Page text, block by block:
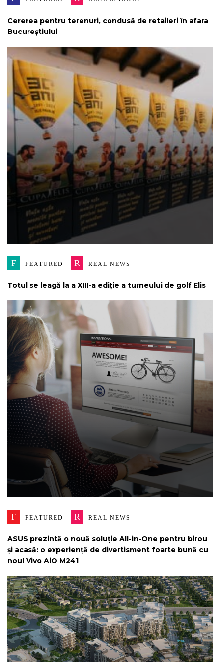
Cererea pentru terenuri, condusă de retaileri în afara
Bucureștiului
F FEATURED R REAL NEWS
Totul se leagă la a XIII-a ediție a turneului de golf Elis
F FEATURED R REAL NEWS
ASUS prezintă o nouă soluție All-in-One pentru birou
și acasă: o experiență de divertisment foarte bună cu
noul Vivo AiO M241